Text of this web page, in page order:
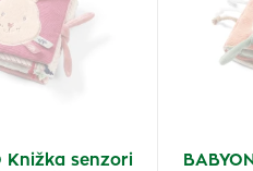
Knižka senzori